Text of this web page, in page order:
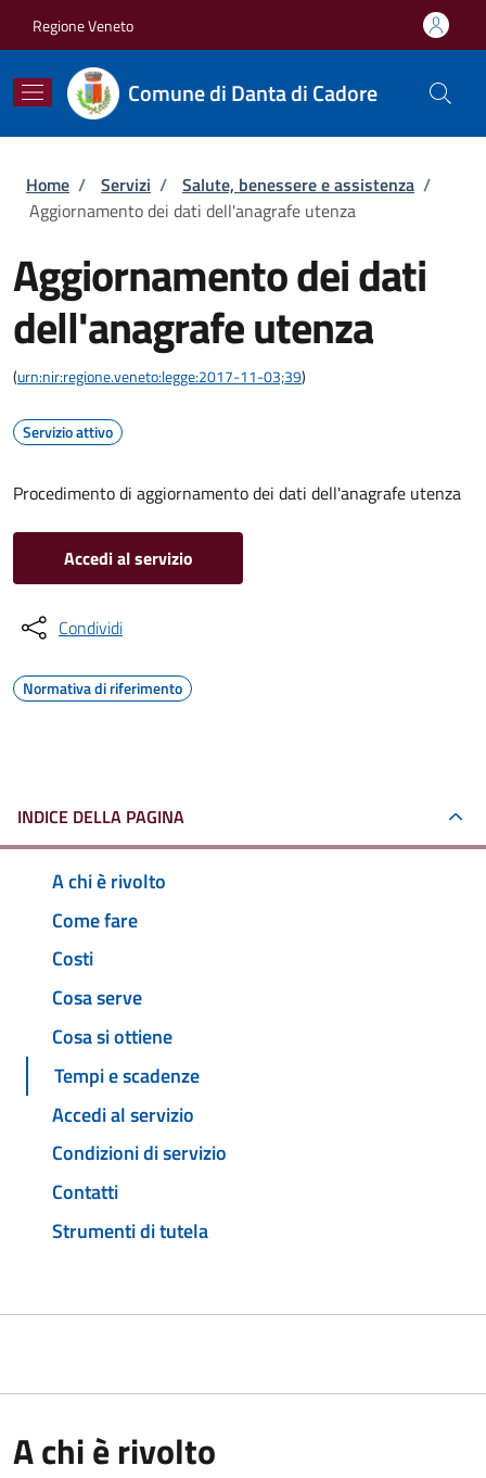
Regione Veneto
Comune di Danta di Cadore
Briciole di pane
Home / Servizi / Salute, benessere e assistenza /
Aggiornamento dei dati dell'anagrafe utenza
Aggiornamento dei dati
dell'anagrafe utenza
(urn:nir:regione.veneto:legge:2017-11-03;39)
Servizio attivo
Procedimento di aggiornamento dei dati dell'anagrafe utenza
Accedi al servizio
Condividi
Normativa di riferimento
INDICE DELLA PAGINA
A chi è rivolto
Come fare
Costi
Cosa serve
Cosa si ottiene
Tempi e scadenze
Accedi al servizio
Condizioni di servizio
Contatti
Strumenti di tutela
A chi è rivolto